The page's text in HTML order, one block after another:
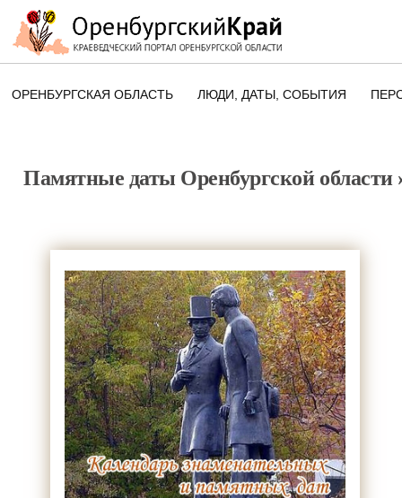
ОРЕНБУРГСКАЯ ОБЛАСТЬ ЛЮДИ, ДАТЫ, CОБЫТИЯ
ПАМЯТНЫЕ ДАТЫ
Памятные даты Оренбургской области